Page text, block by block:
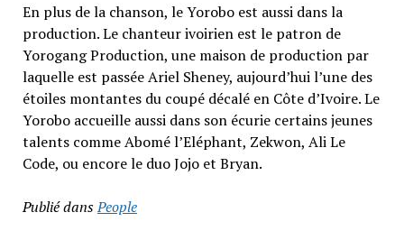
En plus de la chanson, le Yorobo est aussi dans la
production. Le chanteur ivoirien est le patron de
Yorogang Production, une maison de production par
laquelle est passée Ariel Sheney, aujourd’hui l’une des
étoiles montantes du coupé décalé en Côte d’Ivoire. Le
Yorobo accueille aussi dans son écurie certains jeunes
talents comme Abomé l’Eléphant, Zekwon, Ali Le
Code, ou encore le duo Jojo et Bryan.
Publié dansPeople